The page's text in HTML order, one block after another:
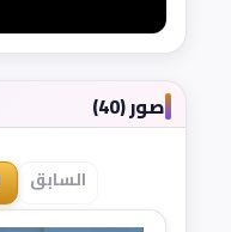
صور (40)
السابق